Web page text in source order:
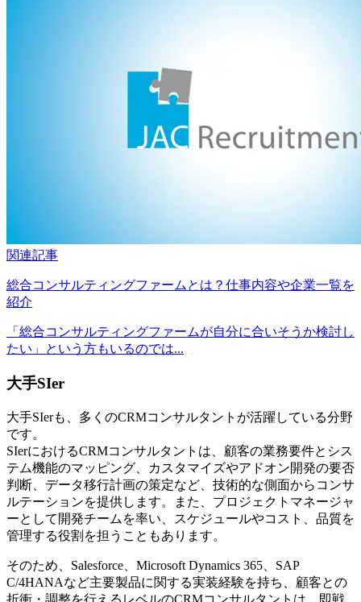
関連記事
総合コンサルティングファームとは？仕事内容や企業一覧を
紹介
「総合コンサルティングファームが自分に合いそうか検討し
たい」という方もいるのでは...
大手SIer
大手SIerも、多くのCRMコンサルタントが活躍している分野
です。
SIerにおけるCRMコンサルタントは、顧客の業務要件とシス
テム機能のマッピング、カスタマイズやアドオン開発の要否
判断、データ移行計画の策定など、技術的な側面からコンサ
ルテーションを提供します。また、プロジェクトマネージャ
ーとして開発チームを率い、スケジュールやコスト、品質を
管理する役割を担うこともあります。
そのため、Salesforce、Microsoft Dynamics 365、SAP
C/4HANAなど主要製品に関する実装経験を持ち、顧客との
折衝・調整を行えるレベルのCRMコンサルタントは、即戦